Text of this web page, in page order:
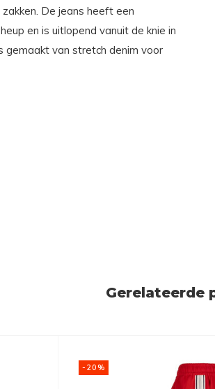
De jeans heeft een
en is uitlopend vanuit de knie in
van stretch denim voor
Gerelateerde
-20%